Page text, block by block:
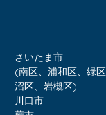
さいたま市
(南区、浦和区、緑
沼区、岩槻区)
川口市